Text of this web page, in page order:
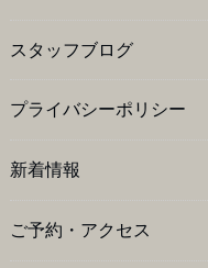
スタッフブログ
プライバシーポリシー
新着情報
ご予約・アクセス